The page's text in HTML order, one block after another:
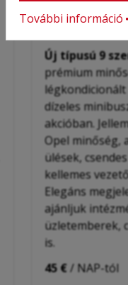
biturbo - 9
kisbusz
Új típusú 9
prémium
dízeles
akcióban.
Opel minőség,
ülések,
kellemes
Elegáns
ajánljuk
üzletemberek,
is.
45 €/ NAP-tól
További információ